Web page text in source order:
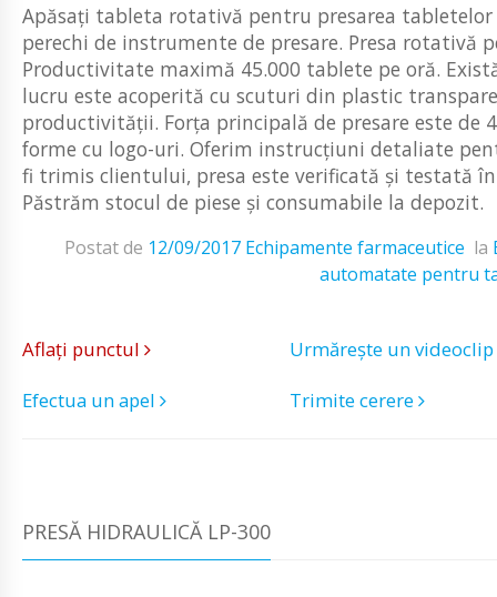
Apăsați tableta rotativă pentru presarea
perechi de instrumente de presare. Presa
Productivitate maximă 45.000 tablete pe oră.
lucru este acoperită cu scuturi din plastic
productivității. Forța principală de presare este
forme cu logo-uri. Oferim instrucțiuni detaliate
fi trimis clientului, presa este verificată și testată
Păstrăm stocul de piese și consumabile la depozit.
Postat de 12/09/2017 Echipamente farmaceutice la
automatate pentru
Aflați punctul
Urmărește un videoclip
Efectua un apel
Trimite cerere
PRESĂ HIDRAULICĂ LP-300